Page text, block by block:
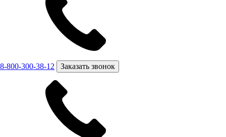
8-800-300-38-12 Заказать звонок